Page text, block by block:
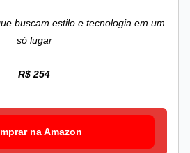
buscam estilo e tecnologia em um
só lugar
R$ 254
na Amazon